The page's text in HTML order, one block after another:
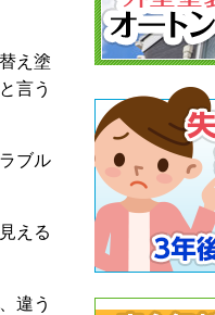
え塗
言う
ブル
える
違う